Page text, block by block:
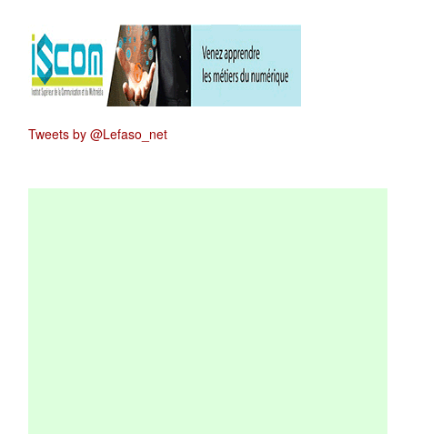
Tweets by @Lefaso_net